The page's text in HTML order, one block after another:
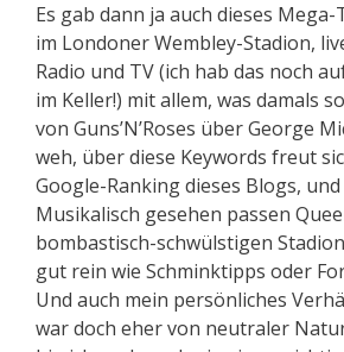
Es gab dann ja auch dieses
im Londoner Wembley-Stadion,
Radio und TV (ich hab das noch
im Keller!) mit allem, was damals
von Guns’N’Roses über George
weh, über diese Keywords freut
Google-Ranking dieses Blogs,
Musikalisch gesehen passen
bombastisch-schwülstigen
gut rein wie Schminktipps oder
Und auch mein persönliches
war doch eher von neutraler